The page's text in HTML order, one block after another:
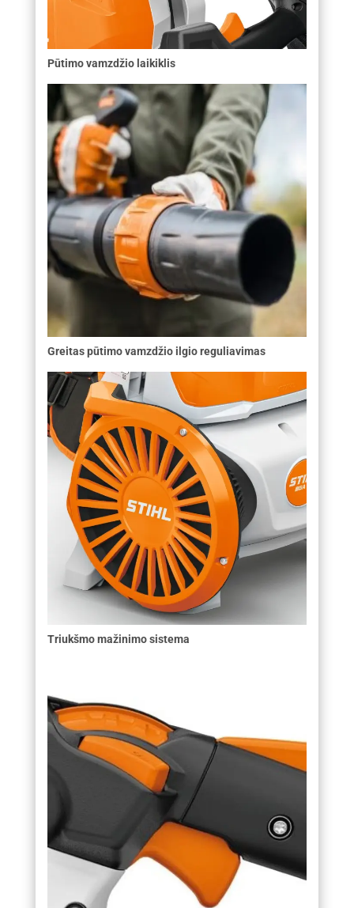
Pūtimo vamzdžio laikiklis
Greitas pūtimo vamzdžio ilgio reguliavimas
Triukšmo mažinimo sistema